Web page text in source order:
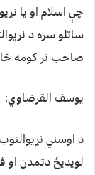
چې اسلام او یا
ساتلو سره د
صاحب تر کومه
يوسف القرضاوي:
د اوسني
لویدیځ دتمدن او